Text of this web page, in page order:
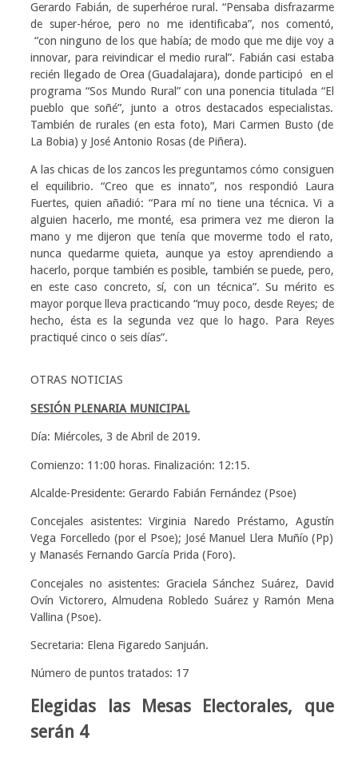
Gerardo Fabián, de superhéroe rural. “Pensaba disfrazarme
de super-héroe, pero no me identificaba”, nos comentó,
“con ninguno de los que había; de modo que me dije voy a
innovar, para reivindicar el medio rural”. Fabián casi estaba
recién llegado de Orea (Guadalajara), donde participó en el
programa “Sos Mundo Rural” con una ponencia titulada “El
pueblo que soñé”, junto a otros destacados especialistas.
También de rurales (en esta foto), Mari Carmen Busto (de
La Bobia) y José Antonio Rosas (de Piñera).
A las chicas de los zancos les preguntamos cómo consiguen
el equilibrio. “Creo que es innato”, nos respondió Laura
Fuertes, quien añadió: “Para mí no tiene una técnica. Vi a
alguien hacerlo, me monté, esa primera vez me dieron la
mano y me dijeron que tenía que moverme todo el rato,
nunca quedarme quieta, aunque ya estoy aprendiendo a
hacerlo, porque también es posible, también se puede, pero,
en este caso concreto, sí, con un técnica”. Su mérito es
mayor porque lleva practicando “muy poco, desde Reyes; de
hecho, ésta es la segunda vez que lo hago. Para Reyes
practiqué cinco o seis días”.
OTRAS NOTICIAS
SESIÓN PLENARIA MUNICIPAL
Día: Miércoles, 3 de Abril de 2019.
Comienzo: 11:00 horas. Finalización: 12:15.
Alcalde-Presidente: Gerardo Fabián Fernández (Psoe)
Concejales asistentes: Virginia Naredo Préstamo, Agustín
Vega Forcelledo (por el Psoe); José Manuel Llera Muñío (Pp)
y Manasés Fernando García Prida (Foro).
Concejales no asistentes: Graciela Sánchez Suárez, David
Ovín Victorero, Almudena Robledo Suárez y Ramón Mena
Vallina (Psoe).
Secretaria: Elena Figaredo Sanjuán.
Número de puntos tratados: 17
Elegidas las Mesas Electorales, que
serán 4